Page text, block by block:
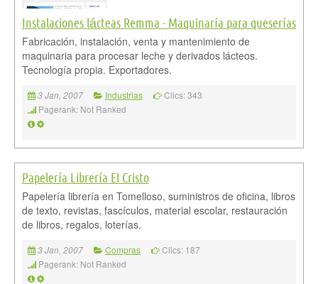
Instalaciones lácteas Remma - Maquinaría para queserías
Fabricación, instalación, venta y mantenimiento de
maquinaria para procesar leche y derivados lácteos.
Tecnología propia. Exportadores.
3 Jan, 2007 Industrias
Clics: 343
Pagerank: Not Ranked
Papelería Librería El Cristo
Papelería librería en Tomelloso, suministros de oficina, libros
de texto, revistas, fascículos, material escolar, restauración
de libros, regalos, loterías.
3 Jan, 2007 Compras
Clics: 187
Pagerank: Not Ranked